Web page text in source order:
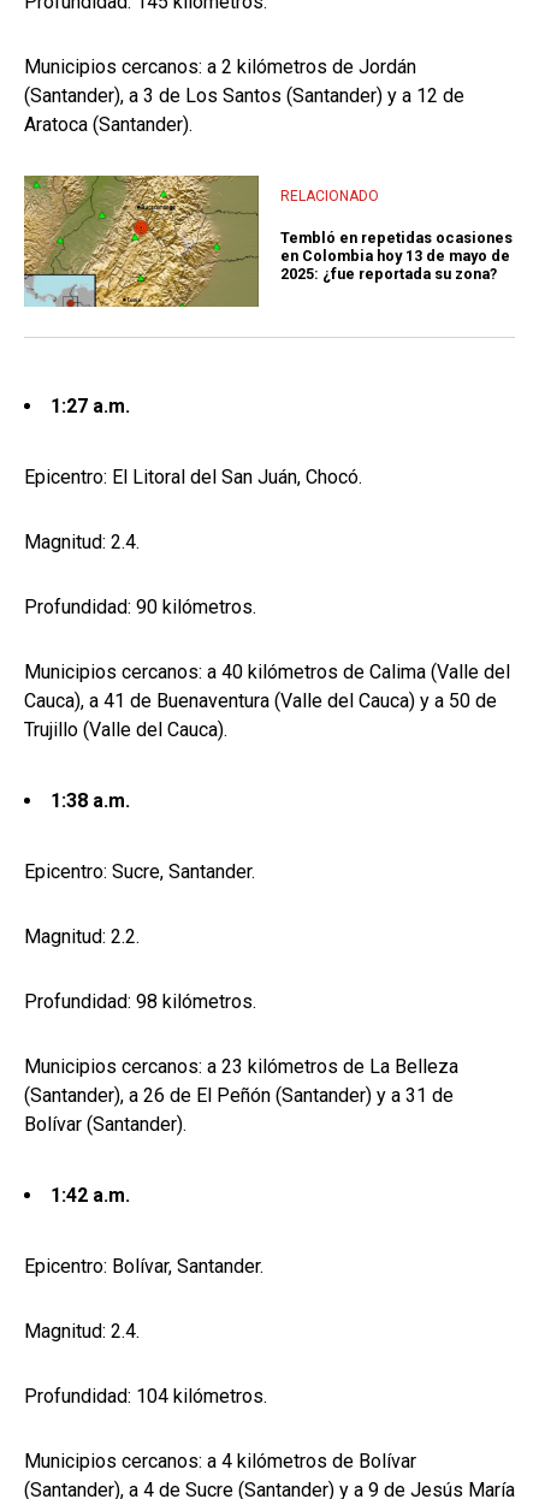
Municipios cercanos: a 2 kilómetros de Jordán
(Santander), a 3 de Los Santos (Santander) y a 12 de
Aratoca (Santander).
RELACIONADO
Tembló en repetidas ocasiones
en Colombia hoy 13 de mayo de
2025: ¿fue reportada su zona?
1:27 a.m.
Epicentro: El Litoral del San Juán, Chocó.
Magnitud: 2.4.
Profundidad: 90 kilómetros.
Municipios cercanos: a 40 kilómetros de Calima (Valle del
Cauca), a 41 de Buenaventura (Valle del Cauca) y a 50 de
Trujillo (Valle del Cauca).
1:38 a.m.
Epicentro: Sucre, Santander.
Magnitud: 2.2.
Profundidad: 98 kilómetros.
Municipios cercanos: a 23 kilómetros de La Belleza
(Santander), a 26 de El Peñón (Santander) y a 31 de
Bolívar (Santander).
1:42 a.m.
Epicentro: Bolívar, Santander.
Magnitud: 2.4.
Profundidad: 104 kilómetros.
Municipios cercanos: a 4 kilómetros de Bolívar
(Santander), a 4 de Sucre (Santander) y a 9 de Jesús María